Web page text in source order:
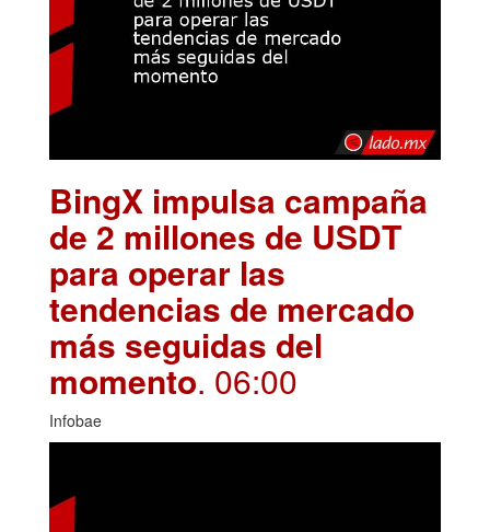
BingX impulsa campaña
de 2 millones de USDT
para operar las
tendencias de mercado
más seguidas del
momento. 06:00
Infobae